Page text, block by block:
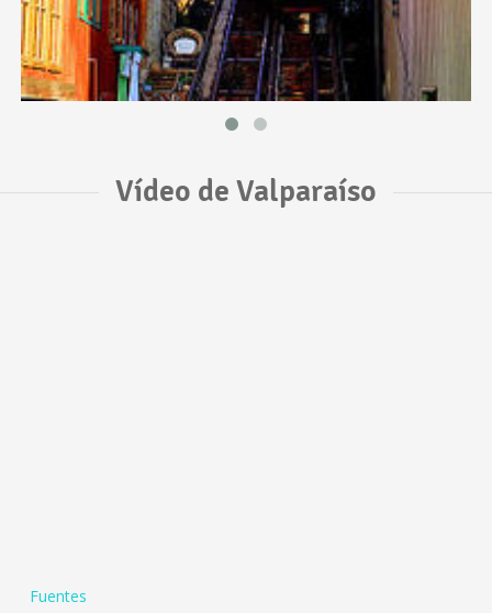
Vídeo de Valparaíso
Fuentes